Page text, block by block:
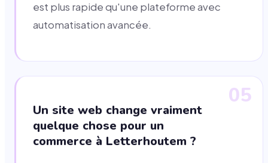
est plus rapide qu'une plateforme avec
automatisation avancée.
05
Un site web change vraiment
quelque chose pour un
commerce à Letterhoutem ?